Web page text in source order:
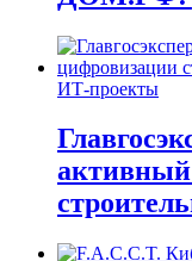
ИТ-проекты